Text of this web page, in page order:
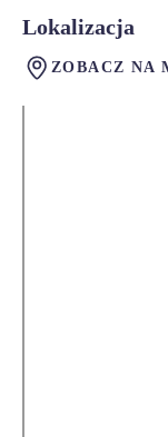
Lokalizacja
ZOBACZ NA